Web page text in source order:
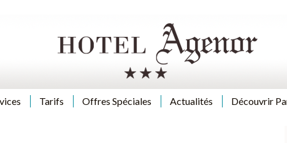
Tarifs Offres Spéciales Actualités Découvrir